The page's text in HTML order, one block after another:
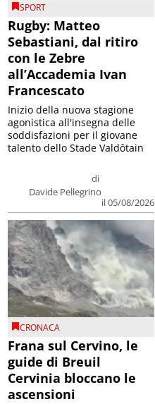
SPORT
Rugby: Matteo
Sebastiani, dal ritiro
con le Zebre
all’Accademia Ivan
Francescato
di
Davide Pellegrino
il 05/08/2026
Inizio della nuova stagione
agonistica all'insegna delle
soddisfazioni per il giovane
talento dello Stade Valdôtain
CRONACA
Frana sul Cervino, le
guide di Breuil
Cervinia bloccano le
ascensioni